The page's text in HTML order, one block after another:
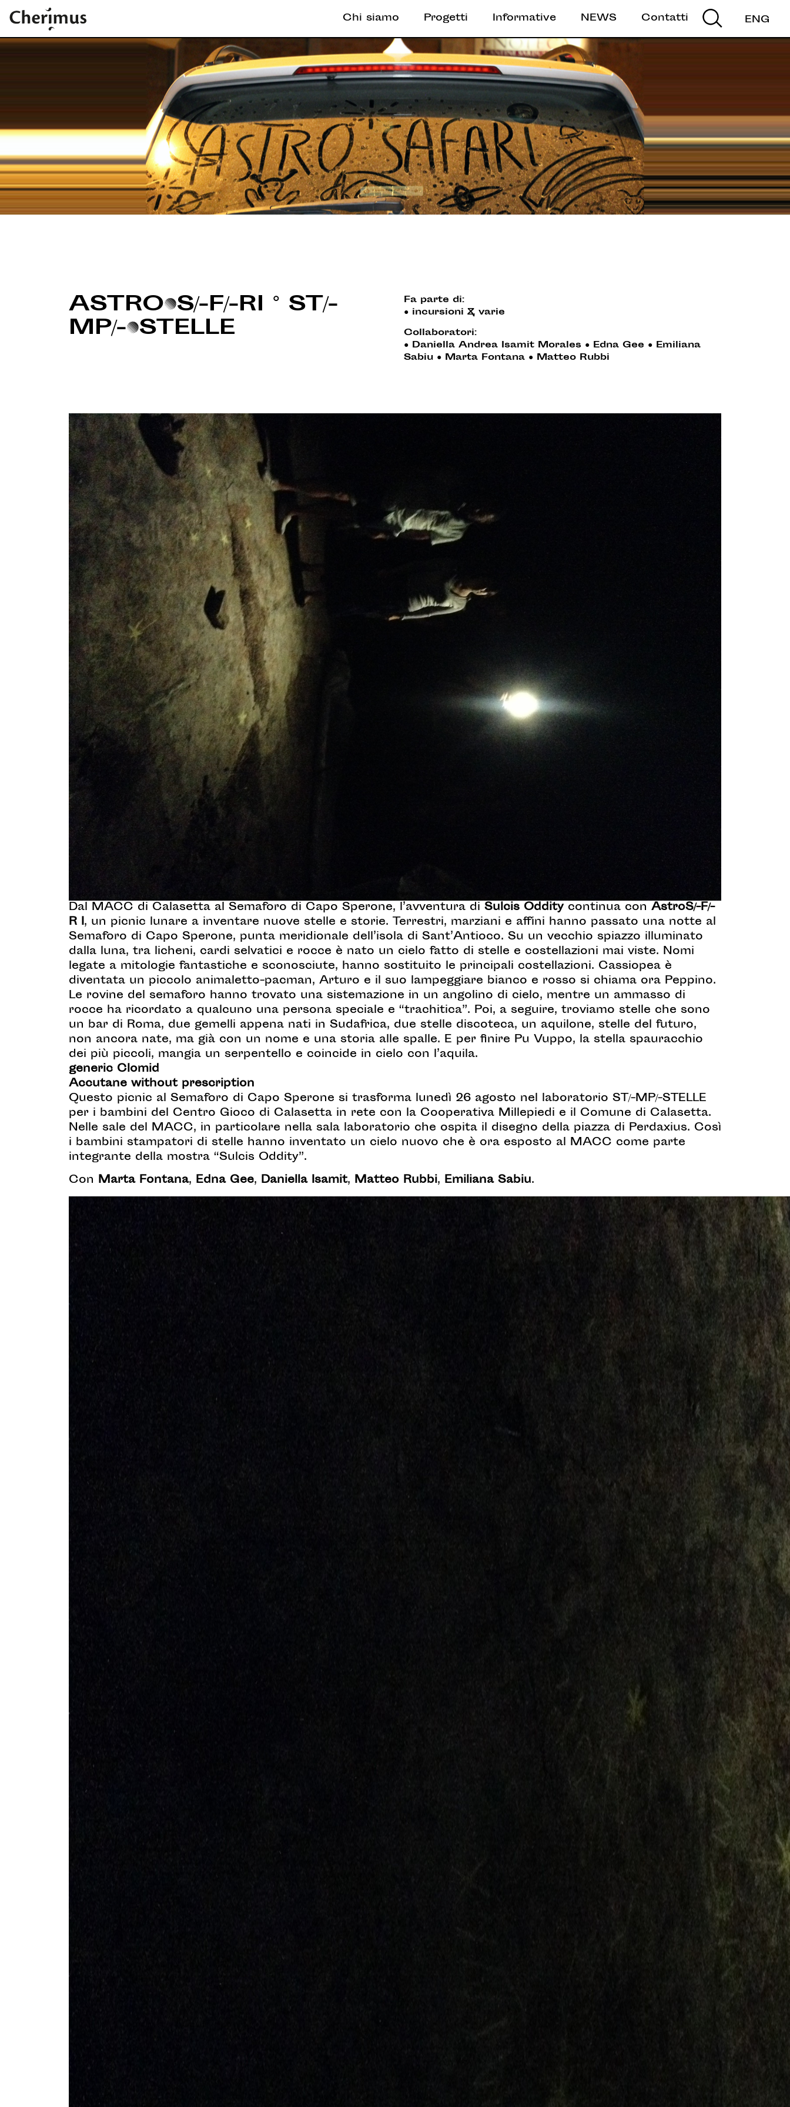
Chi siamo Progetti Informative NEWS Contatti ENG
ASTRO•S/-F/-RI ° ST/-
MP/-•STELLE
Fa parte di:
● incursioni & varie
Collaboratori:
● Daniella Andrea Isamit Morales ● Edna Gee ● Emiliana
Sabiu ● Marta Fontana ● Matteo Rubbi
Dal MACC di Calasetta al Semaforo di Capo Sperone, l’avventura di Sulcis Odditycontinua con AstroS/-F/-
R I, un picnic lunare a inventare nuove stelle e storie. Terrestri, marziani e affini hanno passato una notte al
Semaforo di Capo Sperone, punta meridionale dell’isola di Sant’Antioco. Su un vecchio spiazzo illuminato
dalla luna, tra licheni, cardi selvatici e rocce è nato un cielo fatto di stelle e costellazioni mai viste. Nomi
legate a mitologie fantastiche e sconosciute, hanno sostituito le principali costellazioni. Cassiopea è
diventata un piccolo animaletto-pacman, Arturo e il suo lampeggiare bianco e rosso si chiama ora Peppino.
Le rovine del semaforo hanno trovato una sistemazione in un angolino di cielo, mentre un ammasso di
rocce ha ricordato a qualcuno una persona speciale e “trachitica”. Poi, a seguire, troviamo stelle che sono
un bar di Roma, due gemelli appena nati in Sudafrica, due stelle discoteca, un aquilone, stelle del futuro,
non ancora nate, ma già con un nome e una storia alle spalle. E per finire Pu Vuppo, la stella spauracchio
dei più piccoli, mangia un serpentello e coincide in cielo con l’aquila.
generic Clomid
Accutane without prescription
Questo picnic al Semaforo di Capo Sperone si trasforma lunedì 26 agosto nel laboratorio ST/-MP/-STELLE
per i bambini del Centro Gioco di Calasetta in rete con la Cooperativa Millepiedi e il Comune di Calasetta.
Nelle sale del MACC, in particolare nella sala laboratorio che ospita il disegno della piazza di Perdaxius. Così
i bambini stampatori di stelle hanno inventato un cielo nuovo che è ora esposto al MACC come parte
integrante della mostra “Sulcis Oddity”.
Con Marta Fontana, Edna Gee, Daniella Isamit, Matteo Rubbi, Emiliana Sabiu.